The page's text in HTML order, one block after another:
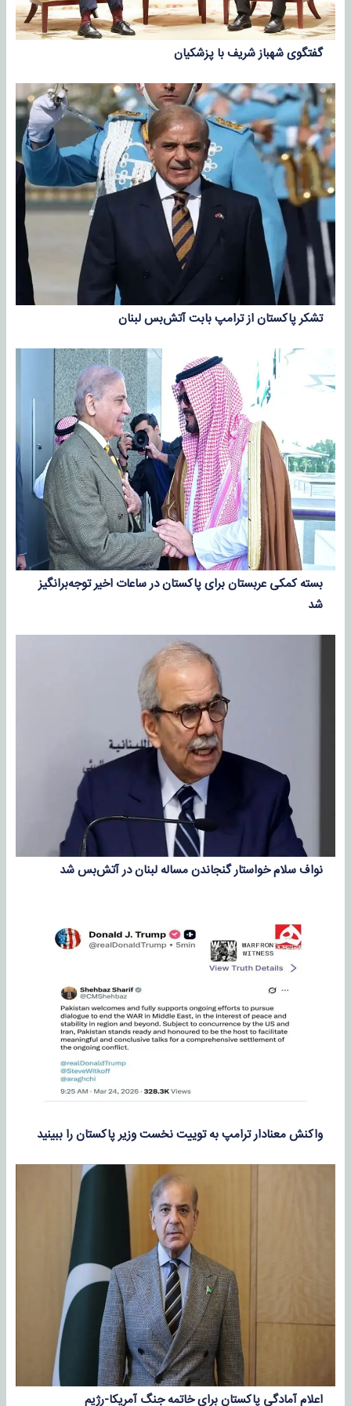
گفتگوی شهباز شریف با پزشکیان
تشکر پاکستان از ترامپ بابت آتش‌بس لبنان
بسته کمکی عربستان برای پاکستان در ساعات اخیر توجه‌برانگیز
شد
نواف سلام خواستار گنجاندن مساله لبنان در آتش‌بس شد
واکنش معنادار ترامپ به توییت نخست وزیر پاکستان را ببینید
اعلام آمادگی پاکستان برای خاتمه جنگ آمریکا-رژیم